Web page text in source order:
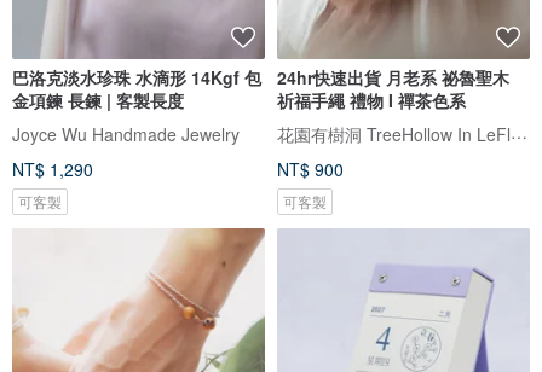
巴洛克淡水珍珠 水滴形 14Kgf 包
金項鍊 長鍊 | 客製長度
Joyce Wu Handmade Jewelry
NT$ 1,290
可客製
24hr快速出貨 月老系 祕魯聖木
祈福手繩 禮物 I 禪茶色系
花園有樹洞 TreeHollow In LeFlowers
NT$ 900
可客製